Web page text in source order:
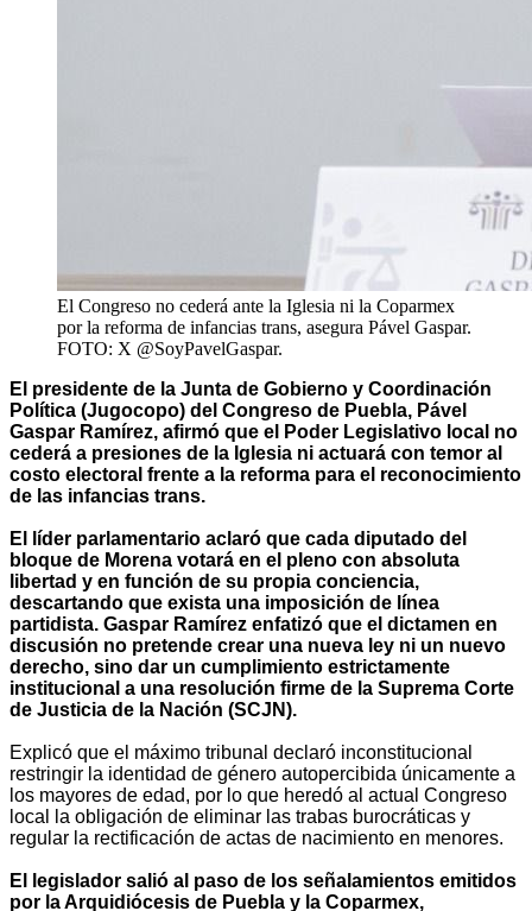
El Congreso no cederá ante la Iglesia ni la Coparmex
por la reforma de infancias trans, asegura Pável Gaspar.
FOTO: X @SoyPavelGaspar.
El presidente de la Junta de Gobierno y Coordinación
Política (Jugocopo) del Congreso de Puebla, Pável
Gaspar Ramírez, afirmó que el Poder Legislativo local no
cederá a presiones de la Iglesia ni actuará con temor al
costo electoral frente a la reforma para el reconocimiento
de las infancias trans.
El líder parlamentario aclaró que cada diputado del
bloque de Morena votará en el pleno con absoluta
libertad y en función de su propia conciencia,
descartando que exista una imposición de línea
partidista. Gaspar Ramírez enfatizó que el dictamen en
discusión no pretende crear una nueva ley ni un nuevo
derecho, sino dar un cumplimiento estrictamente
institucional a una resolución firme de la Suprema Corte
de Justicia de la Nación (SCJN).
Explicó que el máximo tribunal declaró inconstitucional
restringir la identidad de género autopercibida únicamente a
los mayores de edad, por lo que heredó al actual Congreso
local la obligación de eliminar las trabas burocráticas y
regular la rectificación de actas de nacimiento en menores.
El legislador salió al paso de los señalamientos emitidos
por la Arquidiócesis de Puebla y la Coparmex,